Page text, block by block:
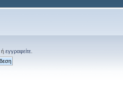
ήεγγραφείτε